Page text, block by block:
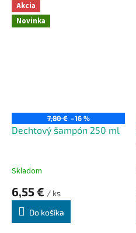
Akcia
Novinka
7,80 € –16 %
Dechtový šampón 250 ml
Skladom
6,55 € / ks
Do košíka